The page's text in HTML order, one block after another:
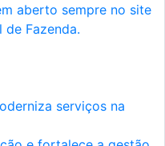
aberto sempre no site
Fazenda.
serviços na